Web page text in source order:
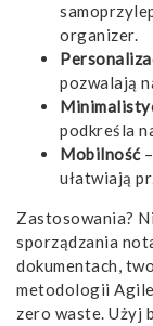
organizer.
pozwalają
podkreśla
Mobilność
ułatwiają
Zastosowania?
sporządzania
dokumentach,
metodologii
zero waste. Użyj